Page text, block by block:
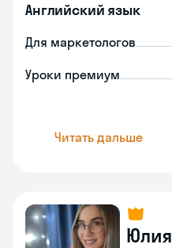
Английский язык
Для маркетологов
Уроки премиум
Читать дальше
Юлия